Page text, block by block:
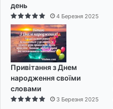
день
4 Березня 2025
Привітання з Днем
народження своїми
словами
3 Березня 2025